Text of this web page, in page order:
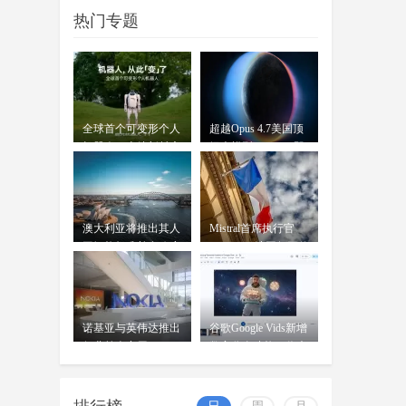
07-17
07-17
wangjing
苹果AI有啥用？Apple
Intelligence这些功能
等了两年，国行苹果AI终于要来
了。7月15日，网信办发布公
告，"Apple智能"正式完成备案
07-17
wangjing
OpenAI前女CTO创业发布首款
AI模型：借鉴中
穆拉蒂凤凰网科技讯 北京时间7月
16日，据《华尔街日报》报道，
OpenAI前首席技术官米拉
热门专题
全球首个可变形个人
元T1
超越Opus 4.7美国顶
将发
澳大利亚将推出其人
内设
Mistral首席执行官
电力
诺基亚与英伟达推出
RAN平台
谷歌Google Vids新增
可